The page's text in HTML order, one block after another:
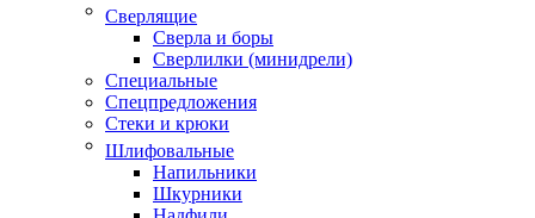
Сверлящие
Сверла и боры
Сверлилки (минидрели)
Специальные
Спецпредложения
Стеки и крюки
Шлифовальные
Напильники
Шкурники